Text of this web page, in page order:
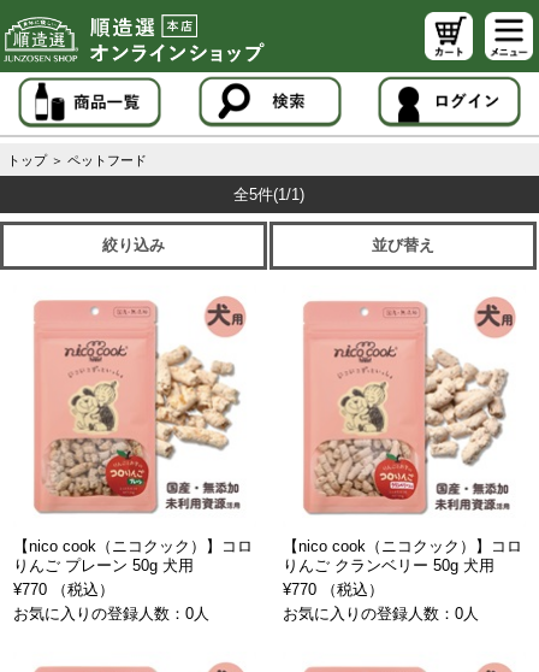
トップ ＞ ペットフード
全5件(1/1)
絞り込み 並び替え
【nico cook（ニコクック）】コロ
りんご プレーン 50g 犬用
¥770 （税込）
お気に入りの登録人数：0人
【nico cook（ニコクック）】コロ
りんご クランベリー 50g 犬用
¥770 （税込）
お気に入りの登録人数：0人